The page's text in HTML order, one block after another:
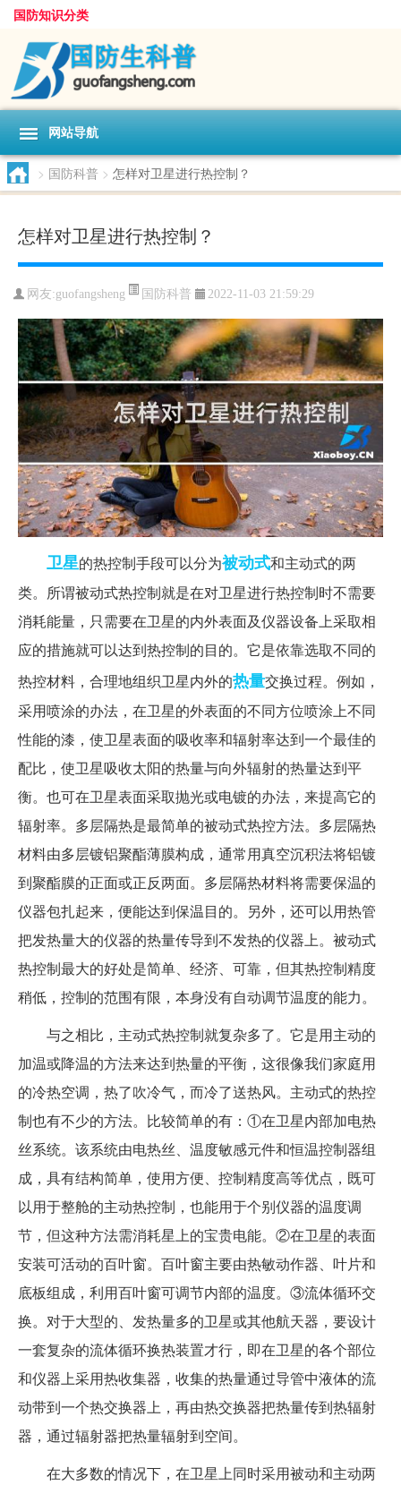
国防知识分类
网站导航
> 国防科普 > 怎样对卫星进行热控制？
怎样对卫星进行热控制？
网友:guofangsheng 国防科普 2022-11-03 21:59:29
卫星的热控制手段可以分为被动式和主动式的两
类。所谓被动式热控制就是在对卫星进行热控制时不需要
消耗能量，只需要在卫星的内外表面及仪器设备上采取相
应的措施就可以达到热控制的目的。它是依靠选取不同的
热控材料，合理地组织卫星内外的热量交换过程。例如，
采用喷涂的办法，在卫星的外表面的不同方位喷涂上不同
性能的漆，使卫星表面的吸收率和辐射率达到一个最佳的
配比，使卫星吸收太阳的热量与向外辐射的热量达到平
衡。也可在卫星表面采取抛光或电镀的办法，来提高它的
辐射率。多层隔热是最简单的被动式热控方法。多层隔热
材料由多层镀铝聚酯薄膜构成，通常用真空沉积法将铝镀
到聚酯膜的正面或正反两面。多层隔热材料将需要保温的
仪器包扎起来，便能达到保温目的。另外，还可以用热管
把发热量大的仪器的热量传导到不发热的仪器上。被动式
热控制最大的好处是简单、经济、可靠，但其热控制精度
稍低，控制的范围有限，本身没有自动调节温度的能力。
与之相比，主动式热控制就复杂多了。它是用主动的
加温或降温的方法来达到热量的平衡，这很像我们家庭用
的冷热空调，热了吹冷气，而冷了送热风。主动式的热控
制也有不少的方法。比较简单的有：①在卫星内部加电热
丝系统。该系统由电热丝、温度敏感元件和恒温控制器组
成，具有结构简单，使用方便、控制精度高等优点，既可
以用于整舱的主动热控制，也能用于个别仪器的温度调
节，但这种方法需消耗星上的宝贵电能。②在卫星的表面
安装可活动的百叶窗。百叶窗主要由热敏动作器、叶片和
底板组成，利用百叶窗可调节内部的温度。③流体循环交
换。对于大型的、发热量多的卫星或其他航天器，要设计
一套复杂的流体循环换热装置才行，即在卫星的各个部位
和仪器上采用热收集器，收集的热量通过导管中液体的流
动带到一个热交换器上，再由热交换器把热量传到热辐射
器，通过辐射器把热量辐射到空间。
在大多数的情况下，在卫星上同时采用被动和主动两